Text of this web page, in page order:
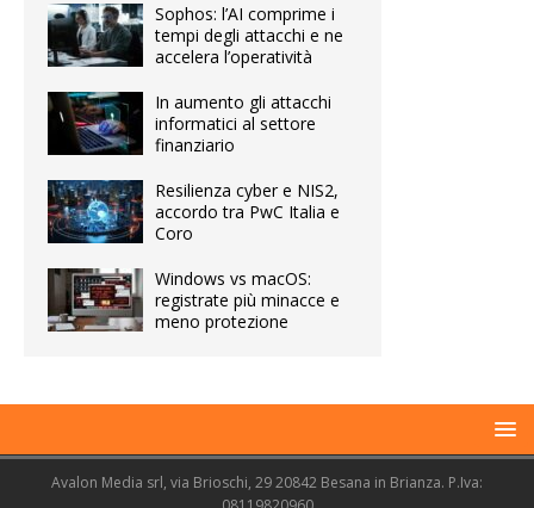
Sophos: l’AI comprime i
tempi degli attacchi e ne
accelera l’operatività
In aumento gli attacchi
informatici al settore
finanziario
Resilienza cyber e NIS2,
accordo tra PwC Italia e
Coro
Windows vs macOS:
registrate più minacce e
meno protezione
Avalon Media srl, via Brioschi, 29 20842 Besana in Brianza. P.Iva: